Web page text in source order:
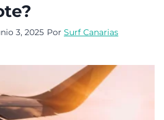
3, 2025 Por Surf Canarias